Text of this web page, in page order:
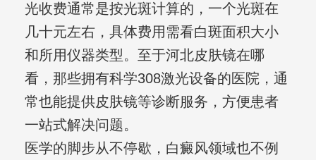
光收费通常是按光斑计算的，一个光斑在
几十元左右，具体费用需看白斑面积大小
和所用仪器类型。至于河北皮肤镜在哪
看，那些拥有科学308激光设备的医院，通
常也能提供皮肤镜等诊断服务，方便患者
一站式解决问题。
医学的脚步从不停歇，白癜风领域也不例